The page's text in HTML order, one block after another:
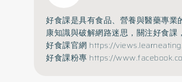
好食課是具有食品、營養與醫藥專
康知識與破解網路迷思，關注好食課
好食課官網 https://
好食課粉專 https://